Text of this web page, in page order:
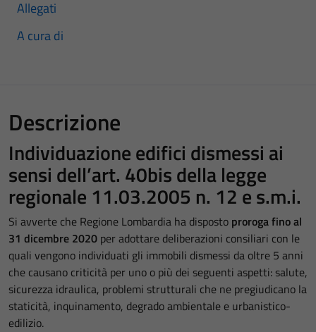
Allegati
A cura di
Descrizione
Individuazione edifici dismessi ai
sensi dell’art. 40bis della legge
regionale 11.03.2005 n. 12 e s.m.i.
Si avverte che Regione Lombardia ha disposto proroga fino al
31 dicembre 2020 per adottare deliberazioni consiliari con le
quali vengono individuati gli immobili dismessi da oltre 5 anni
che causano criticità per uno o più dei seguenti aspetti: salute,
sicurezza idraulica, problemi strutturali che ne pregiudicano la
staticità, inquinamento, degrado ambientale e urbanistico-
edilizio.